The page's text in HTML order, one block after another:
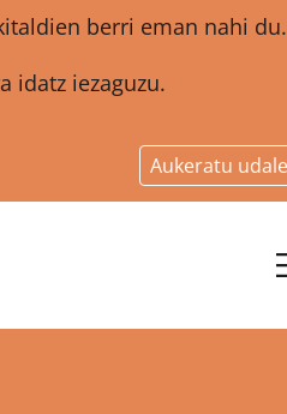
berri eman nahi du.
idatz iezaguzu.